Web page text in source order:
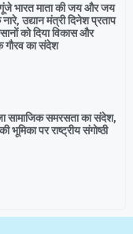
भारत माता की जय और जय
उद्यान मंत्री दिनेश प्रताप
को दिया विकास और
गौरव का संदेश
सामाजिक समरसता का संदेश,
भूमिका पर राष्ट्रीय संगोष्ठी